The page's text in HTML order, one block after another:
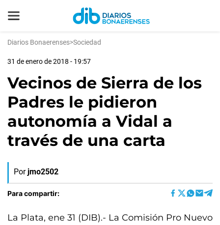
Diarios Bonaerenses>Sociedad
31 de enero de 2018 - 19:57
Vecinos de Sierra de los
Padres le pidieron
autonomía a Vidal a
través de una carta
Por jmo2502
Para compartir:
La Plata, ene 31 (DIB).- La Comisión Pro Nuevo